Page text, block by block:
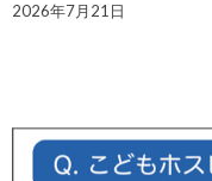
2026年7月21日